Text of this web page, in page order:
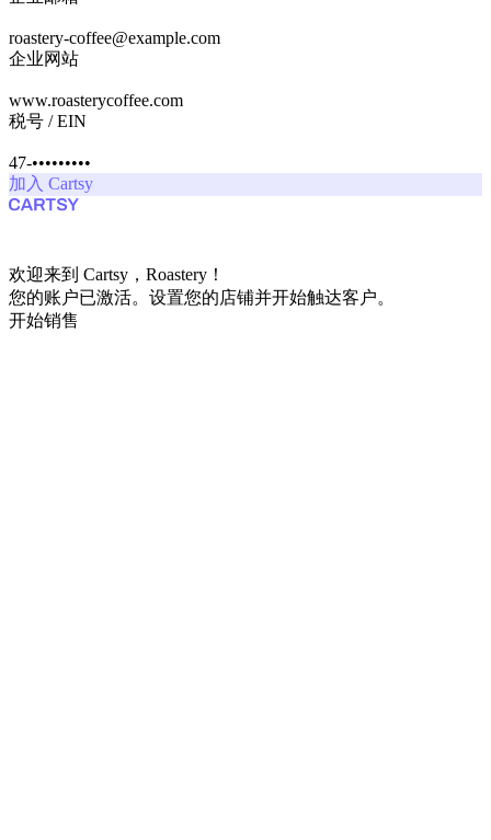
roastery-coffee@example.com
企业网站
www.roasterycoffee.com
税号 / EIN
47-•••••••••
加入 Cartsy
欢迎来到 Cartsy，Roastery！
您的账户已激活。设置您的店铺并开始触达客户。
开始销售